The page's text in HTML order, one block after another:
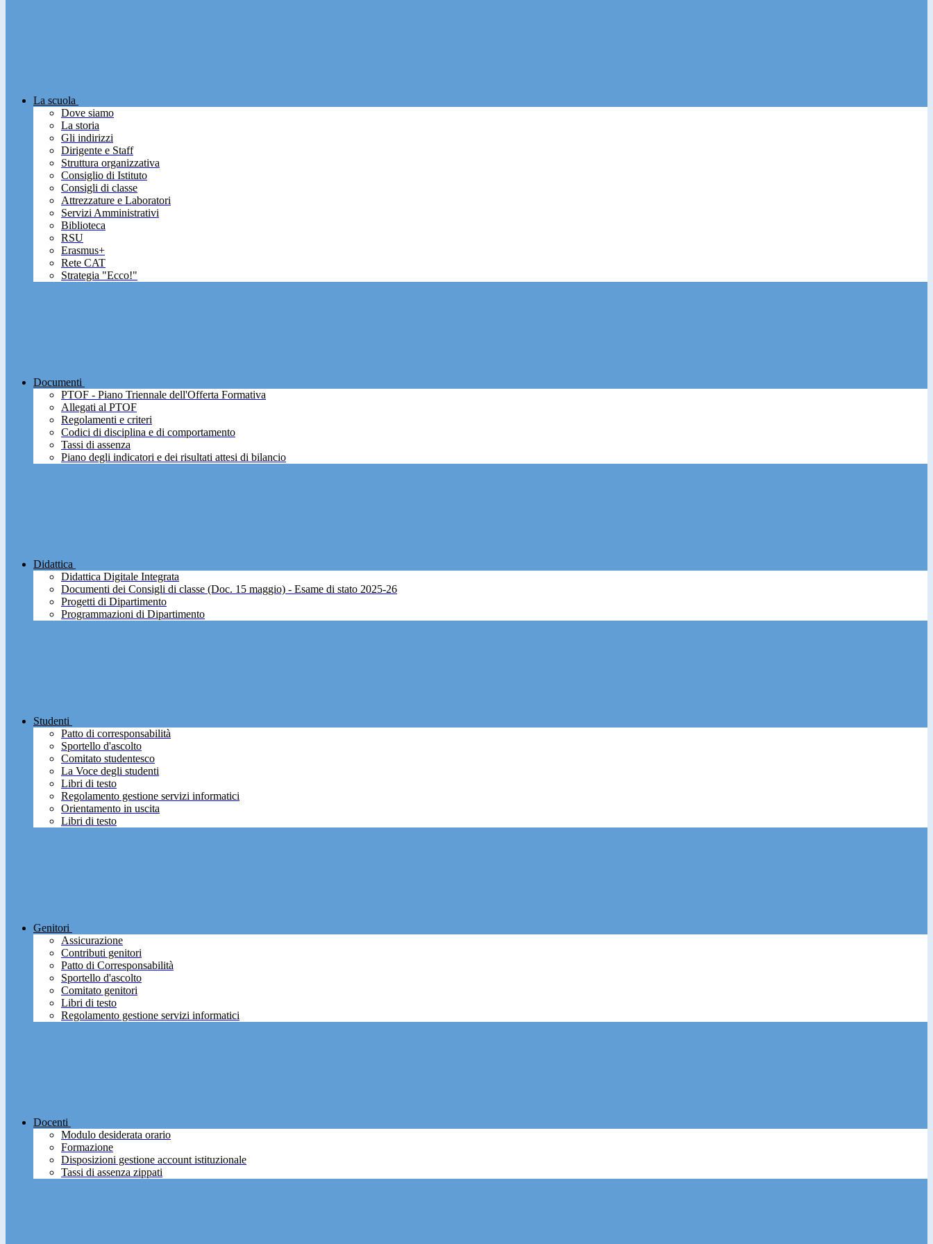
La scuola
Dove siamo
La storia
Gli indirizzi
Dirigente e Staff
Struttura organizzativa
Consiglio di Istituto
Consigli di classe
Attrezzature e Laboratori
Servizi Amministrativi
Biblioteca
RSU
Erasmus+
Rete CAT
Strategia "Ecco!"
Documenti
PTOF - Piano Triennale dell'Offerta Formativa
Allegati al PTOF
Regolamenti e criteri
Codici di disciplina e di comportamento
Tassi di assenza
Piano degli indicatori e dei risultati attesi di bilancio
Didattica
Didattica Digitale Integrata
Documenti dei Consigli di classe (Doc. 15 maggio) - Esame di stato 2025-26
Progetti di Dipartimento
Programmazioni di Dipartimento
Studenti
Patto di corresponsabilità
Sportello d'ascolto
Comitato studentesco
La Voce degli studenti
Libri di testo
Regolamento gestione servizi informatici
Orientamento in uscita
Libri di testo
Genitori
Assicurazione
Contributi genitori
Patto di Corresponsabilità
Sportello d'ascolto
Comitato genitori
Libri di testo
Regolamento gestione servizi informatici
Docenti
Modulo desiderata orario
Formazione
Disposizioni gestione account istituzionale
Tassi di assenza zippati